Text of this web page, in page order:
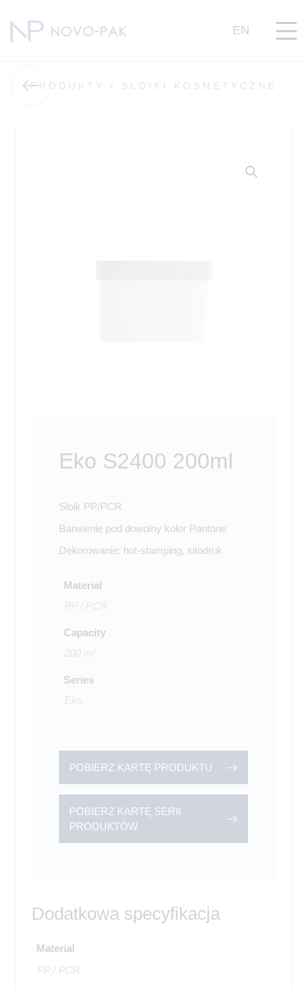
EN
PRODUKTY / SŁOIKI KOSMETYCZNE
Eko S2400 200ml
Słoik PP/PCR
Barwienie pod dowolny kolor Pantone
Dekorowanie: hot-stamping, sitodruk
Material
PP / PCR
Capacity
200 ml
Series
Eko
POBIERZ KARTĘ PRODUKTU
POBIERZ KARTĘ SERII
PRODUKTÓW
Dodatkowa specyfikacja
Material
PP / PCR